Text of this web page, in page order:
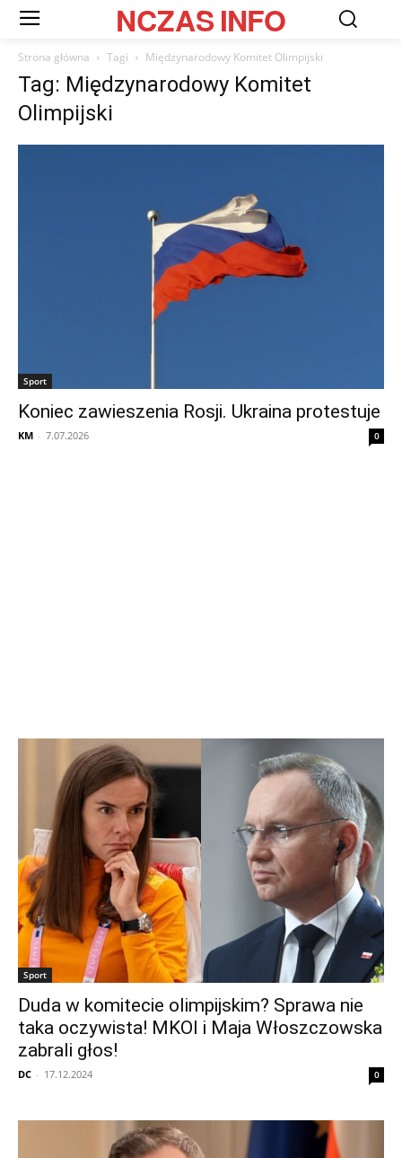
NCZASINFO
Strona główna Tagi Międzynarodowy Komitet Olimpijski
Tag: Międzynarodowy Komitet
Olimpijski
Sport
Koniec zawieszenia Rosji. Ukraina protestuje
KM - 7.07.2026 0
Sport
Duda w komitecie olimpijskim? Sprawa nie
taka oczywista! MKOI i Maja Włoszczowska
zabrali głos!
DC - 17.12.2024 0